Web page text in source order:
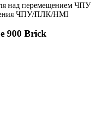
над перемещением ЧПУ
ЧПУ/ПЛК/HMI
900 Brick